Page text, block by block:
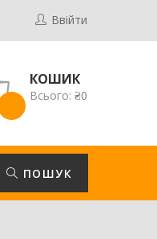
Ввійти
КОШИК
Всього: ₴0
ПОШУК